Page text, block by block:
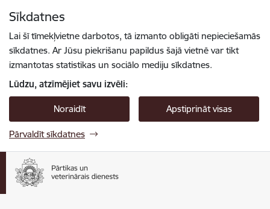
Sīkdatnes
Lai šī tīmekļvietne darbotos, tā izmanto obligāti nepieciešamās
sīkdatnes. Ar Jūsu piekrišanu papildus šajā vietnē var tikt
izmantotas statistikas un sociālo mediju sīkdatnes.
Lūdzu, atzīmējiet savu izvēli:
Noraidīt Apstiprināt visas
Pārvaldīt sīkdatnes